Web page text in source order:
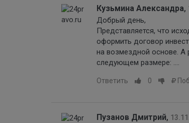
Кузьмина Александра,
Добрый день,
Представляется, что
оформить договор
на возмездной основе. А
следующем размере: ....
Ответить 0
Пузанов Дмитрий,